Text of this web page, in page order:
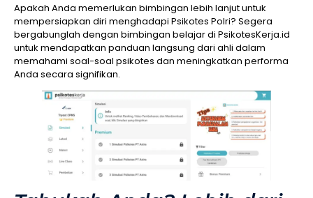
Apakah Anda memerlukan bimbingan lebih lanjut untuk
mempersiapkan diri menghadapi Psikotes Polri? Segera
bergabunglah dengan bimbingan belajar di PsikotesKerja.id
untuk mendapatkan panduan langsung dari ahli dalam
memahami soal-soal psikotes dan meningkatkan performa
Anda secara signifikan.